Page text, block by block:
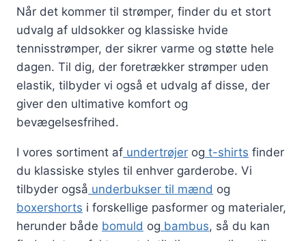
Når det kommer til strømper, finder du et stort
udvalg af uldsokker og klassiske hvide
tennisstrømper, der sikrer varme og støtte hele
dagen. Til dig, der foretrækker strømper uden
elastik, tilbyder vi også et udvalg af disse, der
giver den ultimative komfort og
bevægelsesfrihed.
I vores sortiment af undertrøjer og t-shirts finder
du klassiske styles til enhver garderobe. Vi
tilbyder også underbukser til mænd og
boxershorts i forskellige pasformer og materialer,
herunder både bomuld og bambus, så du kan